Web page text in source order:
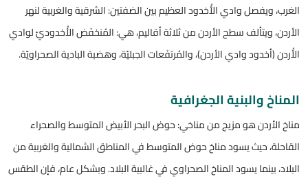
الغرب، ويفصل وادي الأُخدود العظيم بين الضفتين: الشرقية والغربية لنهر
الأردن، ويتألف سطح الأردن من ثلاثة أقاليم، هي: المُنخفَض الأُخدوديّ لوادي
الأُردن (أخدود وادي الأردن)، والمُرتفَعات الجبليّة، وهضبة البادية الصحراويّة.
المناخ والبنية الجغرافية
مناخ الأردن هو مزيج من مناخي: حوض البحر الأبيض المتوسط والصحراء
القاحلة، حيث يسود مناخ حوض المتوسط في المناطق الشمالية والغربية من
البلاد، بينما يسود المناخ الصحراوي في غالبية البلاد. وبشكل عام، فإن الطقس